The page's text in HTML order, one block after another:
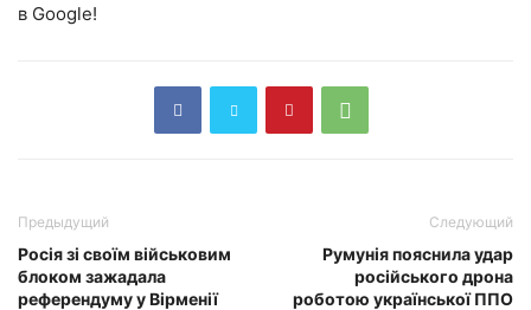
в Google!
Предыдущий
Росія зі своїм військовим
блоком зажадала
референдуму у Вірменії
Следующий
Румунія пояснила удар
російського дрона
роботою української ППО